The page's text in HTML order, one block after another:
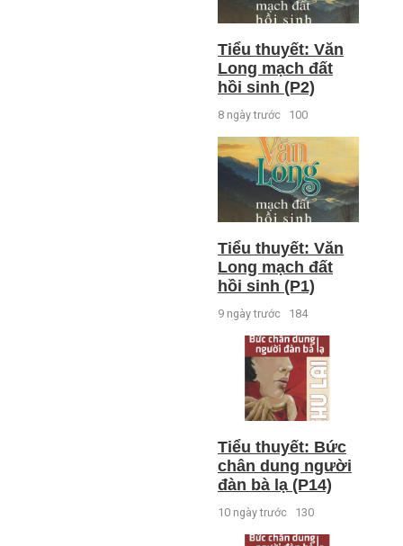
Tiểu thuyết: Văn
Long mạch đất
hồi sinh (P2)
8 ngày trước 100
Tiểu thuyết: Văn
Long mạch đất
hồi sinh (P1)
9 ngày trước 184
Tiểu thuyết: Bức
chân dung người
đàn bà lạ (P14)
10 ngày trước 130